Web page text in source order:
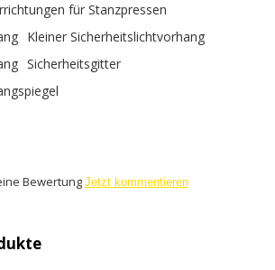
für Stanzpressen
Kleiner Sicherheitslichtvorhang
Sicherheitsgitter
Bewertung Jetzt kommentieren